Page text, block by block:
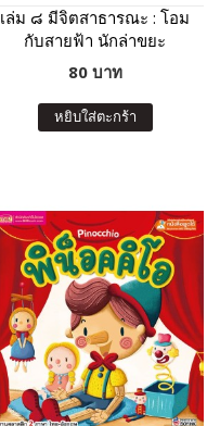
เล่ม ๘ มีจิตสาธารณะ : โอม
กับสายฟ้า นักล่าขยะ
80 บาท
หยิบใส่ตะกร้า